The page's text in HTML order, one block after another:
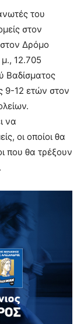
του
στον
Δρόμο
12.705
Βαδίσματος
9-12 ετών στον
να
οι οποίοι θα
που θα τρέξουν